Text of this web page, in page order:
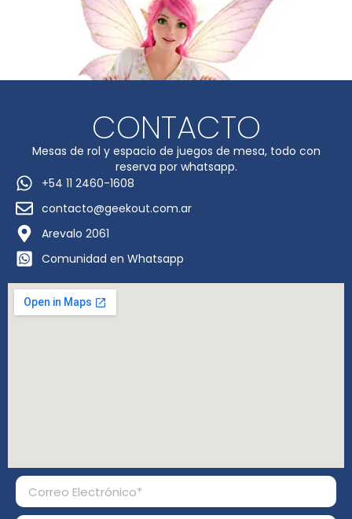
CONTACTO
Mesas de rol y espacio de juegos de mesa, todo con
reserva por whatsapp.
+54 11 2460-1608
contacto@geekout.com.ar
Arevalo 2061
Comunidad en Whatsapp